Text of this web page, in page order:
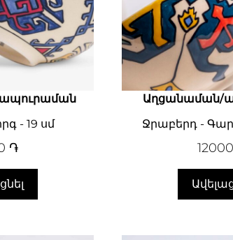
- 19 սմ
֏
Աղցանաման/
Ջրաբերդ -
12000